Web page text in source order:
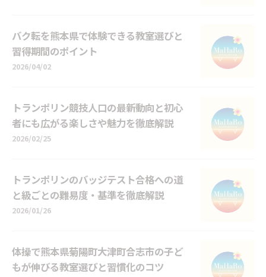
バク転を熊本県で体験できる教室選びと
習得期間のポイント
2026/04/02
トランポリン競技人口の最新動向と初心
者にも広がる楽しさや魅力を徹底解説
2026/02/25
トランポリンのバッジテスト合格への道
と級ごとの難易度・基準を徹底解説
2026/01/26
体操で熊本県菊陽町大津町合志市の子ど
もが伸びる教室選びと習慣化のコツ